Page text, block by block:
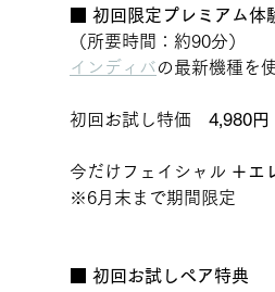
初回限定プレミアム体
（所要時間：約90分）
インディバの最新機種を
初回お試し特価 4,980円
今だけフェイシャル ＋エ
※6月末まで期間限定
■ 初回お試しペア特典